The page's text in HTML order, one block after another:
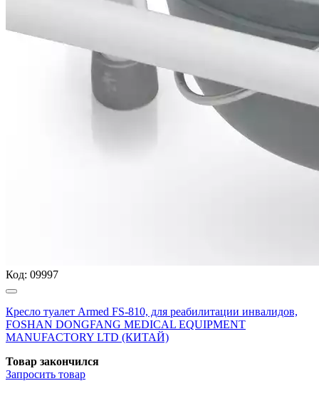
Код: 09997
Кресло туалет Armed FS-810, для реабилитации инвалидов,
FOSHAN DONGFANG MEDICAL EQUIPMENT
MANUFACTORY LTD (КИТАЙ)
Товар закончился
Запросить товар